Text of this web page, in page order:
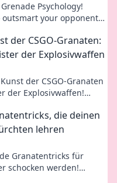
Psychology!
your opponents
der CSGO-Granaten:
der Explosivwaffen
der CSGO-Granaten
der Explosivwaffen!
die deinen
lehren
Granatentricks für
schocken werden!